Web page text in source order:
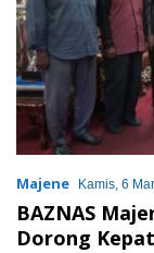
Majene Kamis, 6
BAZNAS
Dorong